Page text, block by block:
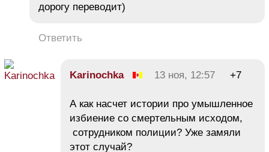
дорогу переводит)
Ответить
Karinochka 13 ноя, 12:57 +7
А как насчет истории про умышленное
избиение со смертельным исходом,
сотрудником полиции? Уже замяли
этот случай?